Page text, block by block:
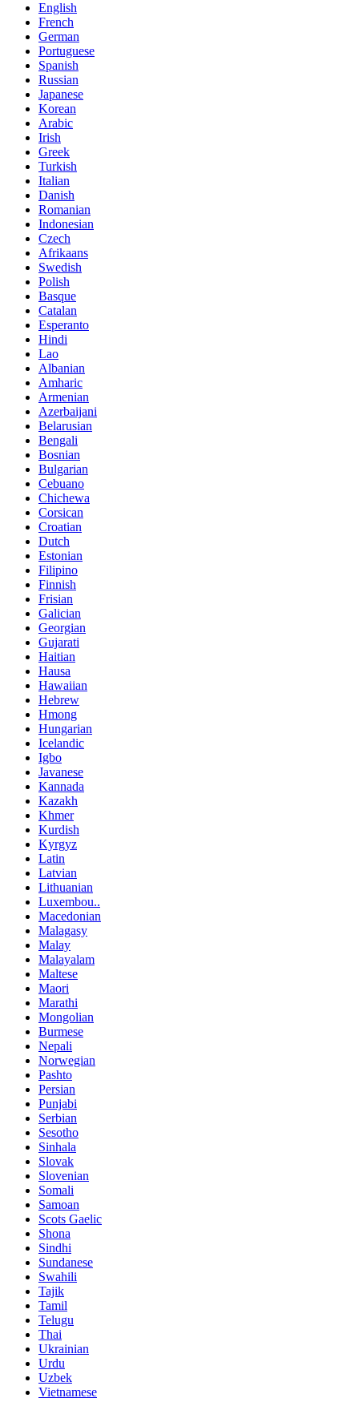
English
French
German
Portuguese
Spanish
Russian
Japanese
Korean
Arabic
Irish
Greek
Turkish
Italian
Danish
Romanian
Indonesian
Czech
Afrikaans
Swedish
Polish
Basque
Catalan
Esperanto
Hindi
Lao
Albanian
Amharic
Armenian
Azerbaijani
Belarusian
Bengali
Bosnian
Bulgarian
Cebuano
Chichewa
Corsican
Croatian
Dutch
Estonian
Filipino
Finnish
Frisian
Galician
Georgian
Gujarati
Haitian
Hausa
Hawaiian
Hebrew
Hmong
Hungarian
Icelandic
Igbo
Javanese
Kannada
Kazakh
Khmer
Kurdish
Kyrgyz
Latin
Latvian
Lithuanian
Luxembou..
Macedonian
Malagasy
Malay
Malayalam
Maltese
Maori
Marathi
Mongolian
Burmese
Nepali
Norwegian
Pashto
Persian
Punjabi
Serbian
Sesotho
Sinhala
Slovak
Slovenian
Somali
Samoan
Scots Gaelic
Shona
Sindhi
Sundanese
Swahili
Tajik
Tamil
Telugu
Thai
Ukrainian
Urdu
Uzbek
Vietnamese